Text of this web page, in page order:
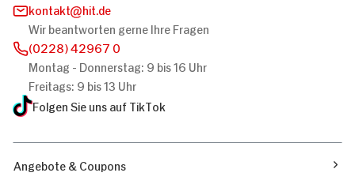
kontakt
hit.de
Wir beantworten gerne Ihre Fragen
(0228) 42967 0
Montag - Donnerstag: 9 bis 16 Uhr
Freitags: 9 bis 13 Uhr
Folgen Sie uns auf TikTok
Angebote & Coupons